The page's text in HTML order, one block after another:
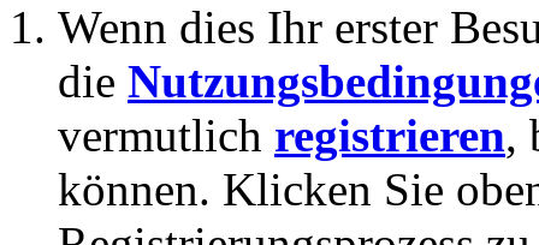
Wenn dies Ihr erster
die
vermutlich registrieren,
können. Klicken Sie